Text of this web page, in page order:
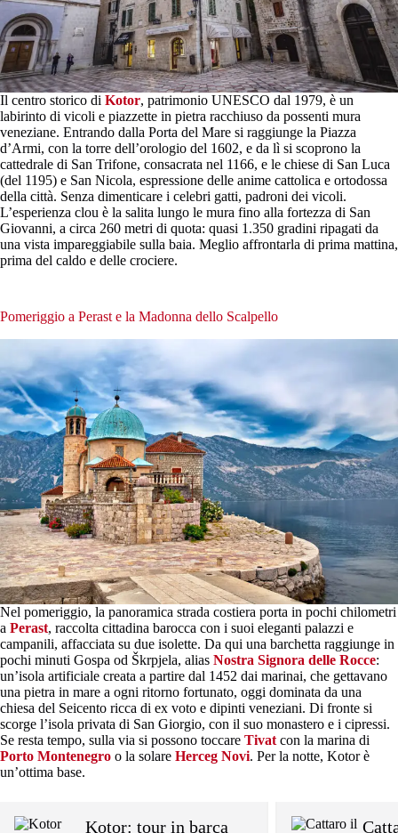
Il centro storico di Kotor, patrimonio UNESCO dal 1979, è un
labirinto di vicoli e piazzette in pietra racchiuso da possenti mura
veneziane. Entrando dalla Porta del Mare si raggiunge la Piazza
d’Armi, con la torre dell’orologio del 1602, e da lì si scoprono la
cattedrale di San Trifone, consacrata nel 1166, e le chiese di San Luca
(del 1195) e San Nicola, espressione delle anime cattolica e ortodossa
della città. Senza dimenticare i celebri gatti, padroni dei vicoli.
L’esperienza clou è la salita lungo le mura fino alla fortezza di San
Giovanni, a circa 260 metri di quota: quasi 1.350 gradini ripagati da
una vista impareggiabile sulla baia. Meglio affrontarla di prima mattina,
prima del caldo e delle crociere.
Pomeriggio a Perast e la Madonna dello Scalpello
Nel pomeriggio, la panoramica strada costiera porta in pochi chilometri
a Perast, raccolta cittadina barocca con i suoi eleganti palazzi e
campanili, affacciata su due isolette. Da qui una barchetta raggiunge in
pochi minuti Gospa od Škrpjela, alias Nostra Signora delle Rocce:
un’isola artificiale creata a partire dal 1452 dai marinai, che gettavano
una pietra in mare a ogni ritorno fortunato, oggi dominata da una
chiesa del Seicento ricca di ex voto e dipinti veneziani. Di fronte si
scorge l’isola privata di San Giorgio, con il suo monastero e i cipressi.
Se resta tempo, sulla via si possono toccare Tivat con la marina di
Porto Montenegro o la solare Herceg Novi. Per la notte, Kotor è
un’ottima base.
Kotor: tour in barca